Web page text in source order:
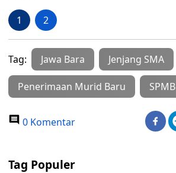
1 2
Tag: Jawa Bara Jenjang SMA
Penerimaan Murid Baru SPMB
0 Komentar
Tag Populer